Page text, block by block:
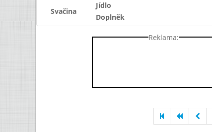
Svačina
Jídlo
Doplněk
Reklama: